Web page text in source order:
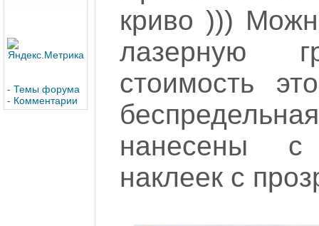
- Темы форума
- Комментарии
криво )))
лазерную
стоимость
нанесены
наклеек с